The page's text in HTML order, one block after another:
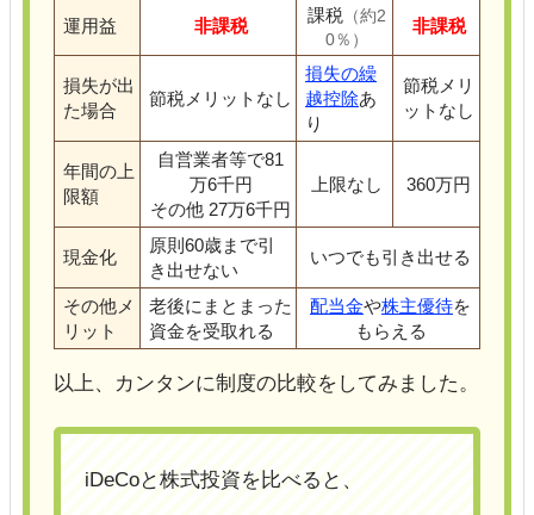
運用益 非課税
課税 （約2
0％）
非課税
損失が出
た場合
節税メリットなし
損失の繰
越控除あ
り
節税メリ
ットなし
年間の上
限額
自営業者等で81
万6千円
その他 27万6千円
上限なし 360万円
現金化
原則60歳まで引
き出せない
いつでも引き出せる
その他メ
リット
老後にまとまった
資金を受取れる
配当金や株主優待を
もらえる
以上、カンタンに制度の比較をしてみました。
iDeCoと株式投資を比べると、